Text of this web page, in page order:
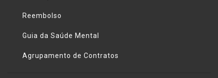
Reembolso
Guia da Saúde Mental
Agrupamento de Contratos